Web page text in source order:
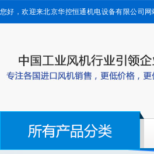
您好，欢迎来北京华控恒通机电设备有限公司网